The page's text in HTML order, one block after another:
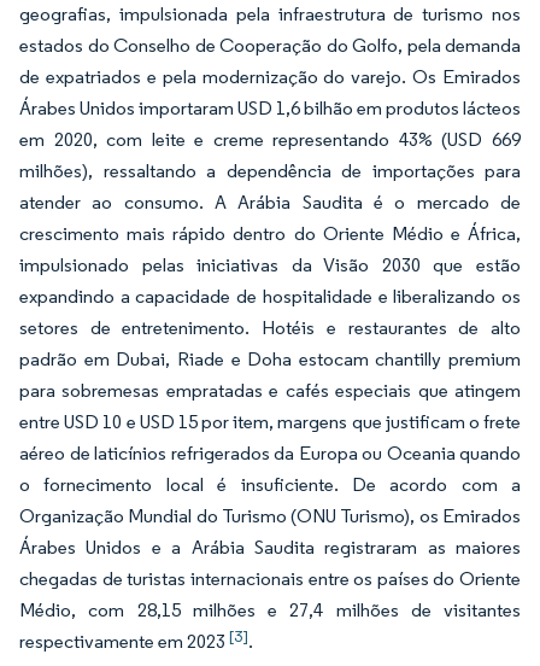
geografias, impulsionada pela infraestrutura de turismo nos
estados do Conselho de Cooperação do Golfo, pela demanda
de expatriados e pela modernização do varejo. Os Emirados
Árabes Unidos importaram USD 1,6 bilhão em produtos lácteos
em 2020, com leite e creme representando 43% (USD 669
milhões), ressaltando a dependência de importações para
atender ao consumo. A Arábia Saudita é o mercado de
crescimento mais rápido dentro do Oriente Médio e África,
impulsionado pelas iniciativas da Visão 2030 que estão
expandindo a capacidade de hospitalidade e liberalizando os
setores de entretenimento. Hotéis e restaurantes de alto
padrão em Dubai, Riade e Doha estocam chantilly premium
para sobremesas empratadas e cafés especiais que atingem
entre USD 10 e USD 15 por item, margens que justificam o frete
aéreo de laticínios refrigerados da Europa ou Oceania quando
o fornecimento local é insuficiente. De acordo com a
Organização Mundial do Turismo (ONU Turismo), os Emirados
Árabes Unidos e a Arábia Saudita registraram as maiores
chegadas de turistas internacionais entre os países do Oriente
Médio, com 28,15 milhões e 27,4 milhões de visitantes
respectivamente em 2023 [3].